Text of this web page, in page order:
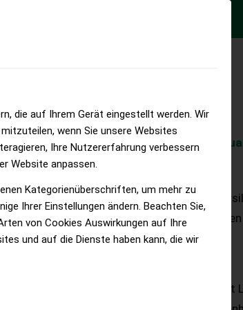
die auf Ihrem Gerät eingestellt werden. Wir
wenn Sie unsere Websites
Ihre Nutzererfahrung verbessern
Website anpassen.
Kategorienüberschriften, um mehr zu
Ihrer Einstellungen ändern. Beachten Sie,
von Cookies Auswirkungen auf Ihre
und auf die Dienste haben kann, die wir
und innovative Produkte in höchster
Produktpalette von Betonspalten,
Hochbeete aus Beton und
sind vorhanden.
ist der einzige Flächenspaltenboden mit